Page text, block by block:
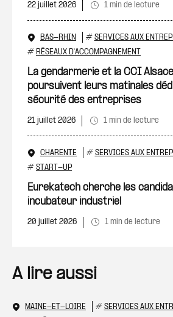
22 juillet 2026 1 min de lecture
BAS-RHIN # SERVICES AUX
# RÉSEAUX D'ACCOMPAGNEMENT
La gendarmerie et la CCI
poursuivent leurs matinales
sécurité des entreprises
21 juillet 2026 1 min de lecture
CHARENTE # SERVICES AUX
# START-UP
Eurekatech cherche les
incubateur industriel
20 juillet 2026 1 min de lecture
A lire aussi
MAINE-ET-LOIRE # SERVICES AUX